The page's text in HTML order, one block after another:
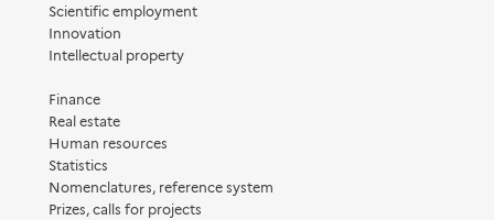
Scientific employment
Innovation
Intellectual property
Finance
Real estate
Human resources
Statistics
Nomenclatures, reference system
Prizes, calls for projects